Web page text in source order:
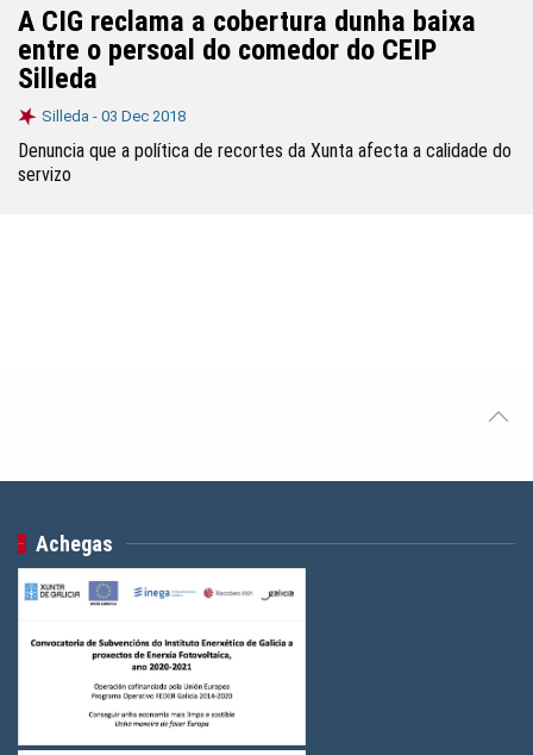
A CIG reclama a cobertura dunha baixa
entre o persoal do comedor do CEIP
Silleda
Silleda - 03 Dec 2018
Denuncia que a política de recortes da Xunta afecta a calidade do
servizo
Achegas